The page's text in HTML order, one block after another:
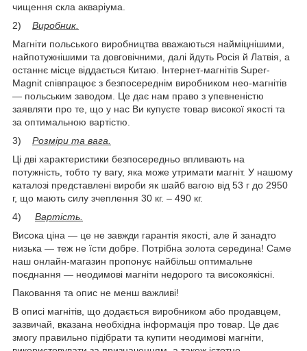
чищення скла акваріума.
2) Виробник.
Магніти польського виробництва вважаються найміцнішими,
найпотужнішими та довговічними, далі йдуть Росія й Латвія, а
останнє місце віддається Китаю. Інтернет-магнітів Super-
Magnit співпрацює з безпосереднім виробником нео-магнітів
— польським заводом. Це дає нам право з упевненістю
заявляти про те, що у нас Ви купуєте товар високої якості та
за оптимальною вартістю.
3) Розміри та вага.
Ці дві характеристики безпосередньо впливають на
потужність, тобто ту вагу, яка може утримати магніт. У нашому
каталозі представлені вироби як шайб вагою від 53 г до 2950
г, що мають силу зчеплення 30 кг. – 490 кг.
4) Вартість.
Висока ціна — це не завжди гарантія якості, але й занадто
низька — теж не їсти добре. Потрібна золота середина! Саме
наш онлайн-магазин пропонує найбільш оптимальне
поєднання — неодимові магніти недорого та високоякісні.
Паковання та опис не менш важливі!
В описі магнітів, що додається виробником або продавцем,
зазвичай, вказана необхідна інформація про товар. Це дає
змогу правильно підібрати та купити неодимові магніти,